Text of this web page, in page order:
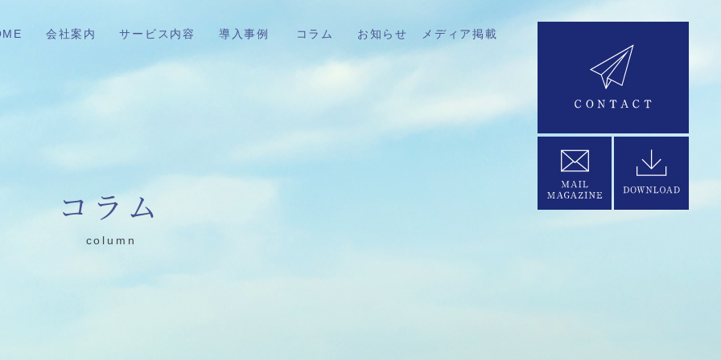
会社案内 サービス内容 導入事例 コラム お知らせ メディア掲載
コラム
column